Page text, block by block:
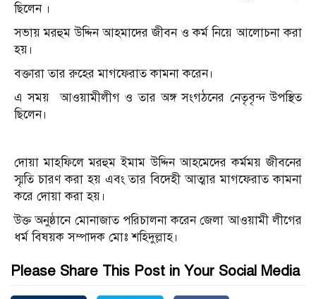
ছিলেন ।
সভায় মরহুম উদ্দিন আহমাদের জীবন ও কর্ম নিয়ে আলোচনা করা
হয়।
বক্তারা তার রুহের মাগফেরাত কামনা করেন।
এ সময় আওয়ামীলীগ ও তার অঙ্গ সংগঠনের নেতৃবৃন্দ উপস্থিত
ছিলেন।
দোয়া মাহফিলে মরহুম ইমাম উদ্দিন আহমেদের কর্মময় জীবনের
স্মৃতি চারণ করা হয় এবং তার বিদেহী আত্মার মাগফেরাত কামনা
করে দোয়া করা হয়।
উক্ত অনুষ্ঠানে মোনাজাত পরিচালনা করেন জেলা আওয়ামী লীগের
ধর্ম বিষয়ক সম্পাদক মোঃ শহিদুল্লাহ।
Please Share This Post in Your Social Media